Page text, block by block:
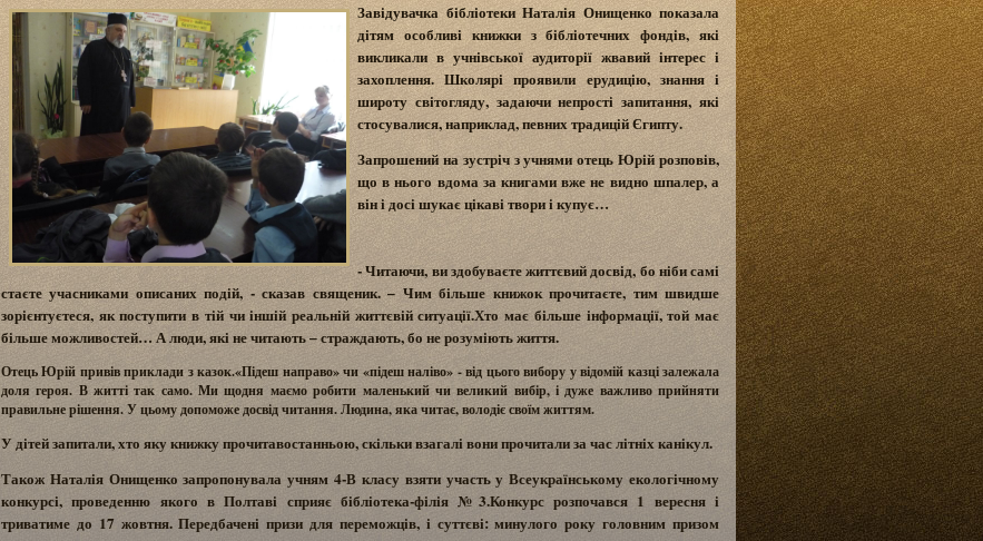
Завідувачка бібліотеки Наталія Онищенко показала
дітям особливі книжки з бібліотечних фондів, які
викликали в учнівської аудиторії жвавий інтерес і
захоплення. Школярі проявили ерудицію, знання і
широту світогляду, задаючи непрості запитання, які
стосувалися, наприклад, певних традицій Єгипту.
Запрошений на зустріч з учнями отець Юрій розповів,
що в нього вдома за книгами вже не видно шпалер, а
він і досі шукає цікаві твори і купує…
- Читаючи, ви здобуваєте життєвий досвід, бо ніби самі
стаєте учасниками описаних подій, - сказав священик. – Чим більше книжок прочитаєте, тим швидше
зорієнтуєтеся, як поступити в тій чи іншій реальній життєвій ситуації.Хто має більше інформації, той має
більше можливостей… А люди, які не читають – страждають, бо не розуміють життя.
Отець Юрій привів приклади з казок.«Підеш направо» чи «підеш наліво» - від цього вибору у відомій казці залежала
доля героя. В житті так само. Ми щодня маємо робити маленький чи великий вибір, і дуже важливо прийняти
правильне рішення. У цьому допоможе досвід читання. Людина, яка читає, володіє своїм життям.
У дітей запитали, хто яку книжку прочитавостанньою, скільки взагалі вони прочитали за час літніх канікул.
Також Наталія Онищенко запропонувала учням 4-В класу взяти участь у Всеукраїнському екологічному
конкурсі, проведенню якого в Полтаві сприяє бібліотека-філія №3.Конкурс розпочався 1 вересня і
триватиме до 17 жовтня. Передбачені призи для переможців, і суттєві: минулого року головним призом